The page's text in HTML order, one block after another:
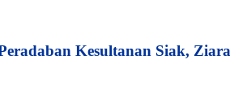
Kesultanan Siak,